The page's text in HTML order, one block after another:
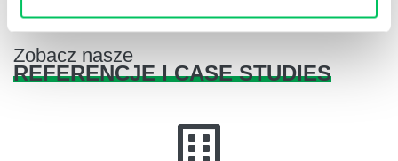
Zobacz nasze
REFERENCJE I CASE STUDIES